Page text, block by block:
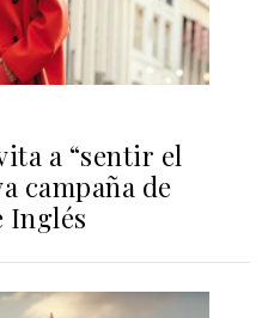
a “sentir el
campaña de
Inglés